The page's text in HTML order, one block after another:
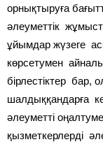
орнықтыруға
әлеуметтік
ұйымдар жүзеге
көрсетумен
бірлестіктер бар,
шалдыққандарға
әлеуметті
қызметкерлерді